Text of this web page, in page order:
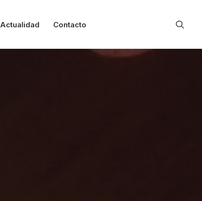
Actualidad Contacto